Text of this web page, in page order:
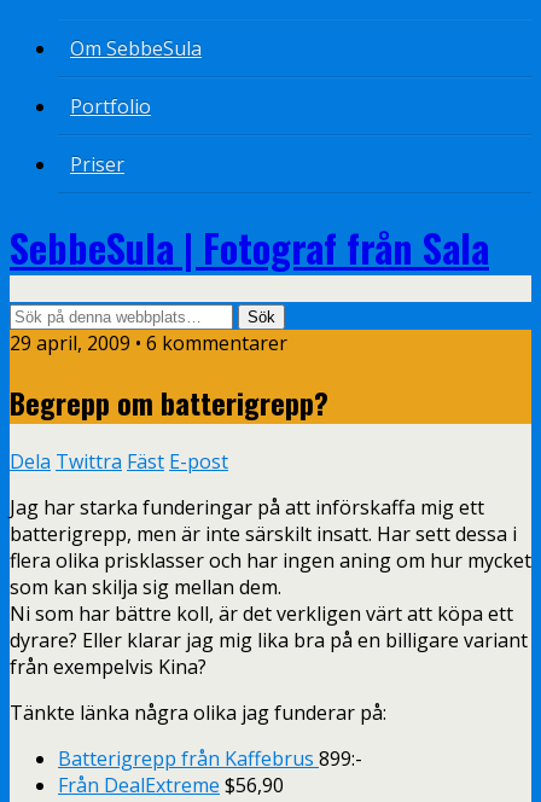
Om SebbeSula
Portfolio
Priser
SebbeSula | Fotograf från Sala
29 april, 2009 • 6 kommentarer
Begrepp om batterigrepp?
Dela Twittra Fäst E-post
Jag har starka funderingar på att införskaffa mig ett
batterigrepp, men är inte särskilt insatt. Har sett dessa i
flera olika prisklasser och har ingen aning om hur mycket
som kan skilja sig mellan dem.
Ni som har bättre koll, är det verkligen värt att köpa ett
dyrare? Eller klarar jag mig lika bra på en billigare variant
från exempelvis Kina?
Tänkte länka några olika jag funderar på:
Batterigrepp från Kaffebrus 899:-
Från DealExtreme $56,90